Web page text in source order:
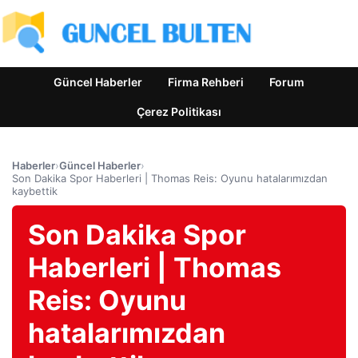
Güncel Haberler Firma Rehberi Forum
Çerez Politikası
Haberler›Güncel Haberler›
Son Dakika Spor Haberleri | Thomas Reis: Oyunu hatalarımızdan
kaybettik
Son Dakika Spor
Haberleri | Thomas
Reis: Oyunu
hatalarımızdan